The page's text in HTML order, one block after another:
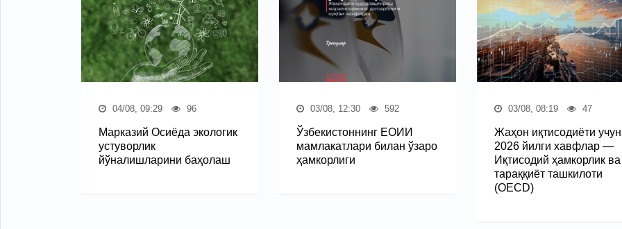
04/08, 09:29 96
Марказий Осиёда экологик
устуворлик
йўналишларини баҳолаш
03/08, 12:30 592
Ўзбекистоннинг ЕОИИ
мамлакатлари билан ўзаро
ҳамкорлиги
03/08, 08:19 47
Жаҳон иқтисодиёти учун
2026 йилги хавфлар —
Иқтисодий ҳамкорлик ва
тараққиёт ташкилоти
(OECD)